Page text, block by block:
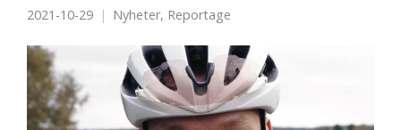
2021-10-29 Nyheter, Reportage